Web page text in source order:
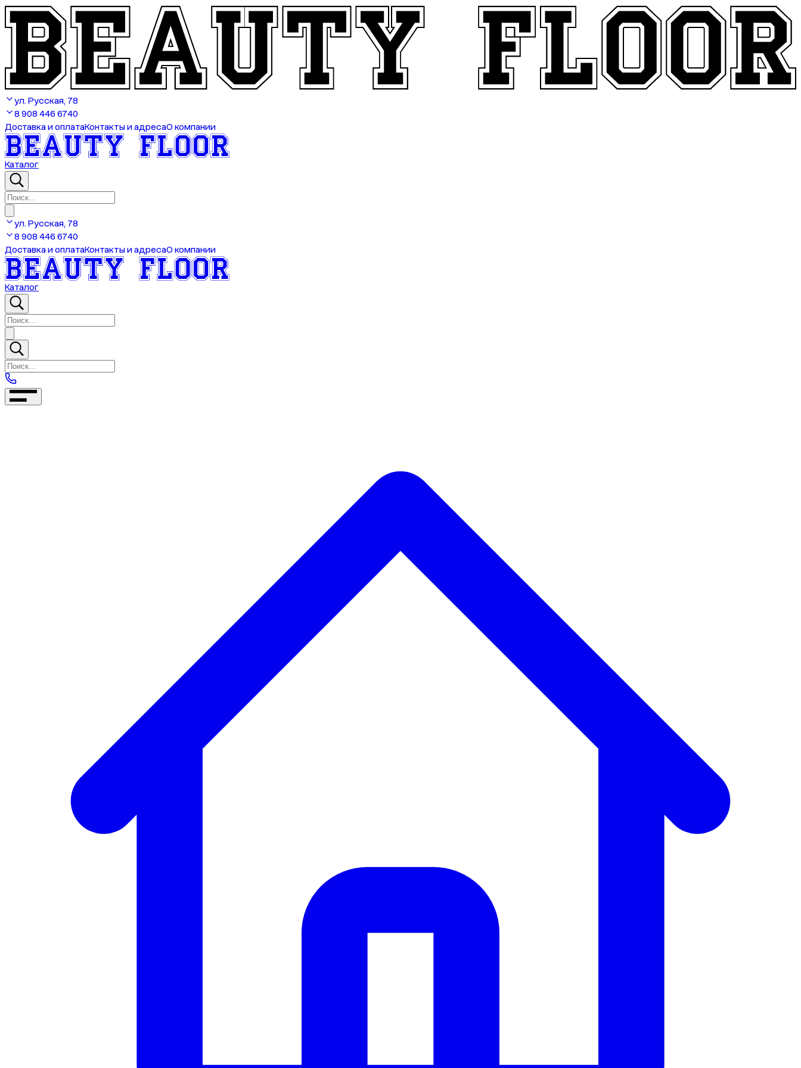
ул. Русская, 78
8 908 446 6740
Доставка и оплатаКонтакты и адресаО компании
Каталог
ул. Русская, 78
8 908 446 6740
Доставка и оплатаКонтакты и адресаО компании
Каталог